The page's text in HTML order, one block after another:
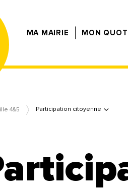
MA MAIRIE MON
4&5 Participation citoyenne